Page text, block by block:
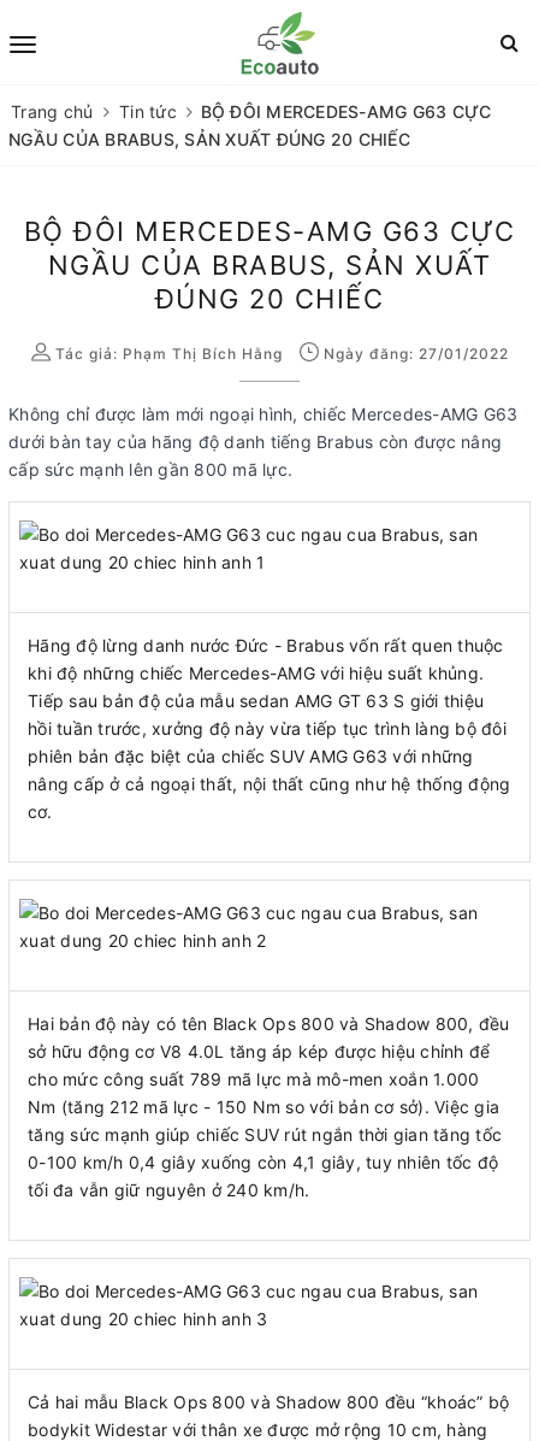
Trang chủ Tin tức
BỘ ĐÔI MERCEDES-AMG G63 CỰC
NGẦU CỦA BRABUS, SẢN XUẤT ĐÚNG 20 CHIẾC
BỘ ĐÔI MERCEDES-AMG G63 CỰC
NGẦU CỦA BRABUS, SẢN XUẤT
ĐÚNG 20 CHIẾC
Tác giả: Phạm Thị Bích Hằng Ngày đăng: 27/01/2022
Không chỉ được làm mới ngoại hình, chiếc Mercedes-AMG G63
dưới bàn tay của hãng độ danh tiếng Brabus còn được nâng
cấp sức mạnh lên gần 800 mã lực.
Hãng độ lừng danh nước Đức - Brabus vốn rất quen thuộc
khi độ những chiếc Mercedes-AMG với hiệu suất khủng.
Tiếp sau bản độ của mẫu sedan AMG GT 63 S giới thiệu
hồi tuần trước, xưởng độ này vừa tiếp tục trình làng bộ đôi
phiên bản đặc biệt của chiếc SUV AMG G63 với những
nâng cấp ở cả ngoại thất, nội thất cũng như hệ thống động
cơ.
Hai bản độ này có tên Black Ops 800 và Shadow 800, đều
sở hữu động cơ V8 4.0L tăng áp kép được hiệu chỉnh để
cho mức công suất 789 mã lực mà mô-men xoắn 1.000
Nm (tăng 212 mã lực - 150 Nm so với bản cơ sở). Việc gia
tăng sức mạnh giúp chiếc SUV rút ngắn thời gian tăng tốc
0-100 km/h 0,4 giây xuống còn 4,1 giây, tuy nhiên tốc độ
tối đa vẫn giữ nguyên ở 240 km/h.
Cả hai mẫu Black Ops 800 và Shadow 800 đều “khoác” bộ
bodykit Widestar với thân xe được mở rộng 10 cm, hàng